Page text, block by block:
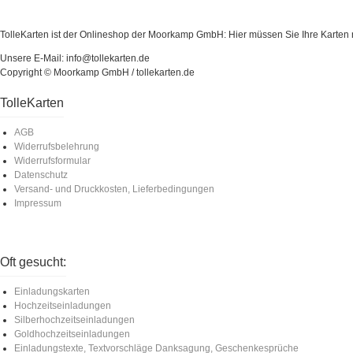
TolleKarten ist der Onlineshop der Moorkamp GmbH: Hier müssen Sie Ihre
Unsere E-Mail: info@tollekarten.de
Copyright © Moorkamp GmbH / tollekarten.de
TolleKarten
AGB
Widerrufsbelehrung
Widerrufsformular
Datenschutz
Versand- und Druckkosten, Lieferbedingungen
Impressum
Oft gesucht:
Einladungskarten
Hochzeitseinladungen
Silberhochzeitseinladungen
Goldhochzeitseinladungen
Einladungstexte, Textvorschläge Danksagung, Geschenkesprüche